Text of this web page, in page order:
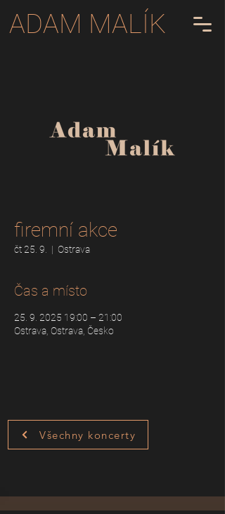
ADAM MALÍK
firemní akce
čt 25. 9.
  |
Ostrava
Čas a místo
25. 9. 2025 19:00 – 21:00
Ostrava, Ostrava, Česko
Všechny koncerty